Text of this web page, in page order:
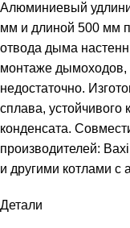
Алюминиевый
мм и длиной 500 мм
отвода дыма
монтаже дымоходов,
недостаточно.
сплава, устойчивого
конденсата.
производителей:
и другими котлами с
Детали